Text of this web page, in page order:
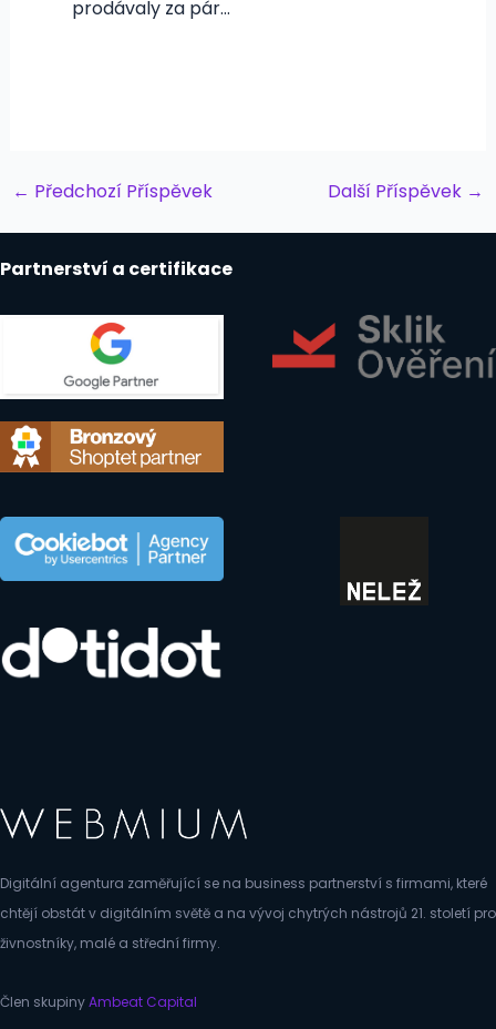
prodávaly za pár…
Post
← Předchozí Příspěvek Další Příspěvek →
Partnerství a certifikace
Digitální agentura zaměřující se na business partnerství s firmami, které
chtějí obstát v digitálním světě a na vývoj chytrých nástrojů 21. století pro
živnostníky, malé a střední firmy.
Člen skupinyAmbeat Capital